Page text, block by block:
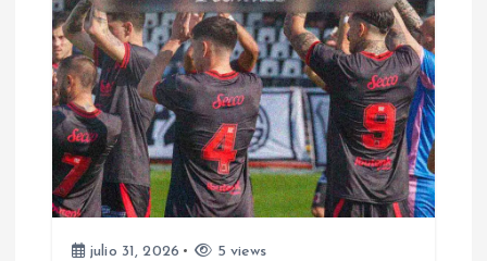
ó
n
d
julio 31, 2026 5 views